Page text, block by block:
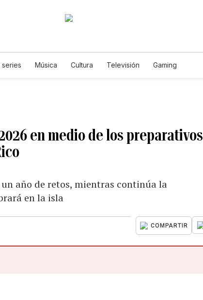
series Música Cultura Televisión Gaming
en medio de los preparativos
año de retos, mientras continúa la
en la isla
COMPARTIR